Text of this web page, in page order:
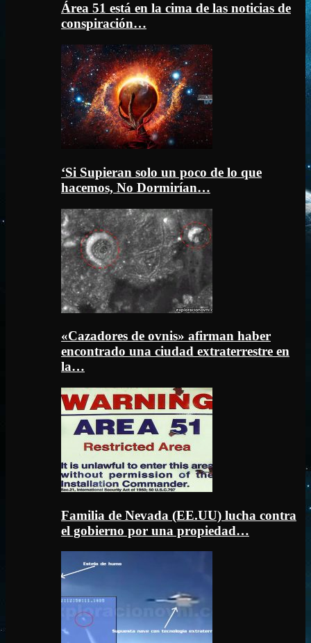
Área 51 está en la cima de las noticias de
conspiración…
‘Si Supieran solo un poco de lo que
hacemos, No Dormirían…
«Cazadores de ovnis» afirman haber
encontrado una ciudad extraterrestre en
la…
Familia de Nevada (EE.UU) lucha contra
el gobierno por una propiedad…